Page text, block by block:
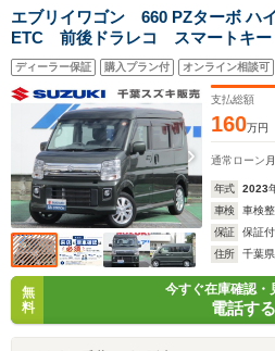
エブリイワゴン 660 PZターボ
ETC 前後ドラレコ スマートキ
ブレーキ Bluetooth機能対応 フ
ドアミラー 両側スライド片側電
アルミホイール 車検整備付 ディ
ディーラー保証 購入プラン付 オンライン相談可
支払総額
160万円
通常ローン
年式 2023
車検
車検
保証
保証付
住所
千葉
無
料
今すぐ在庫確認・
電話する